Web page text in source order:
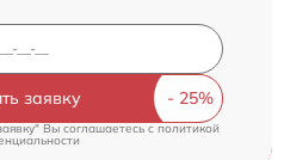
заявку
Вы соглашаетесь cполитикой